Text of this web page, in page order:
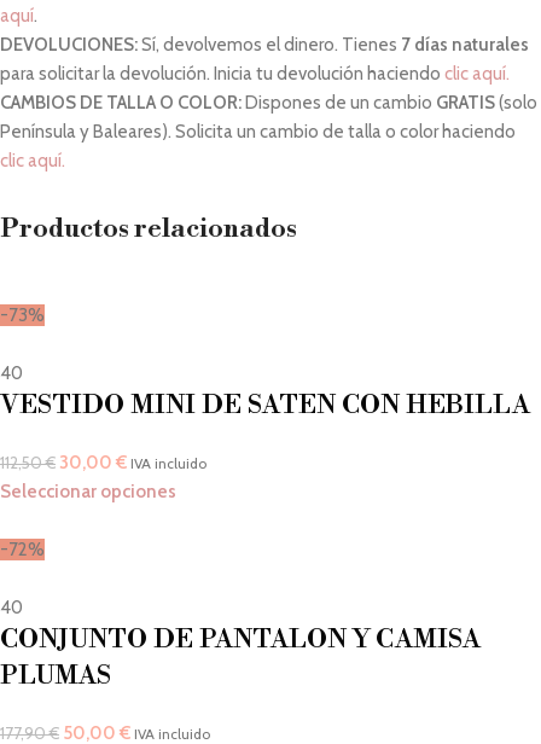
aquí.
DEVOLUCIONES:Sí, devolvemos el dinero. Tienes 7 días naturales
para solicitar la devolución. Inicia tu devolución haciendo clic aquí.
CAMBIOS DE TALLA O COLOR:Dispones de un cambio GRATIS(solo
Península y Baleares). Solicita un cambio de talla o color haciendo
clic aquí.
Productos relacionados
-73%
40
VESTIDO MINI DE SATEN CON HEBILLA
112,50€ 30,00 € IVA incluido
Seleccionar opciones
-72%
40
CONJUNTO DE PANTALON Y CAMISA
PLUMAS
177,90€ 50,00 € IVA incluido